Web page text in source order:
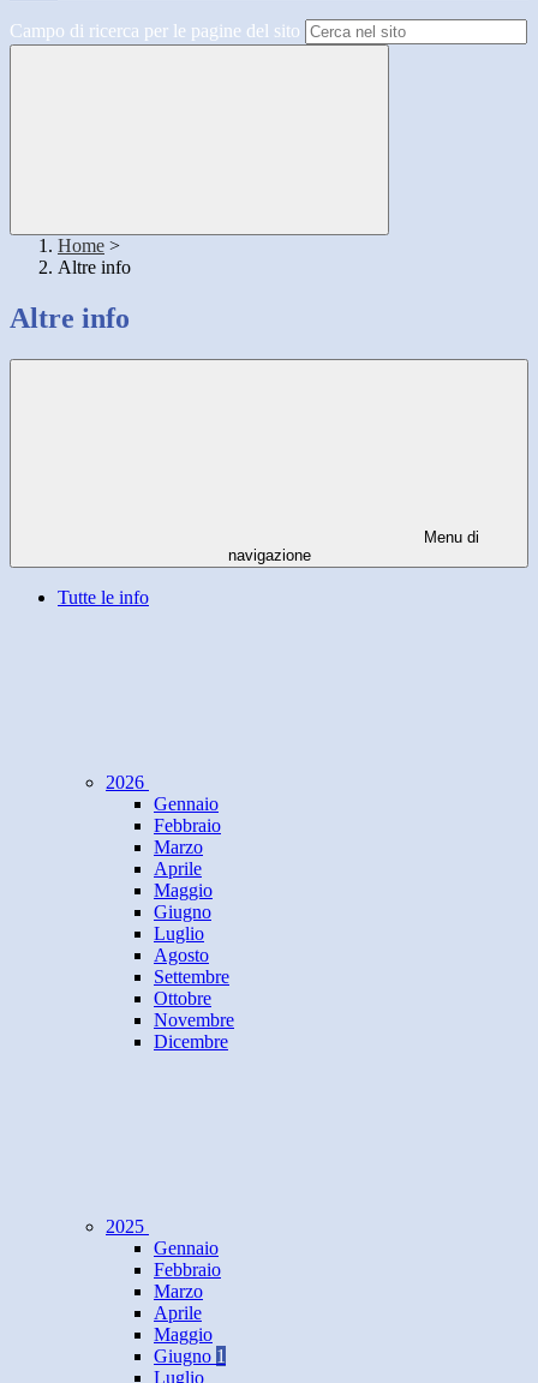
Campo di ricerca per le pagine del sito
Home >
Altre info
Altre info
Menu di
navigazione
Tutte le info
2026
Gennaio
Febbraio
Marzo
Aprile
Maggio
Giugno
Luglio
Agosto
Settembre
Ottobre
Novembre
Dicembre
2025
Gennaio
Febbraio
Marzo
Aprile
Maggio
Giugno 1
Luglio